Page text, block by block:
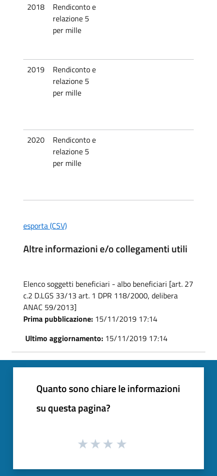
2018
Rendiconto e
relazione 5
per mille
2019
Rendiconto e
relazione 5
per mille
2020
Rendiconto e
relazione 5
per mille
esporta (CSV)
Altre informazioni e/o collegamenti utili
Elenco soggetti beneficiari - albo beneficiari [art. 27
c.2 D.LGS 33/13 art. 1 DPR 118/2000, delibera
ANAC 59/2013]
Prima pubblicazione: 15/11/2019 17:14
Ultimo aggiornamento: 15/11/2019 17:14
Quanto sono chiare le informazioni
su questa pagina?